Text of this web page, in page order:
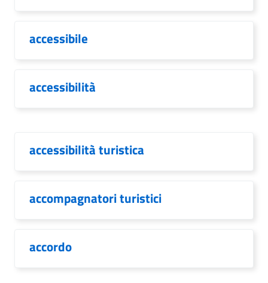
accessibile
accessibilità
accessibilità turistica
accompagnatori turistici
accordo